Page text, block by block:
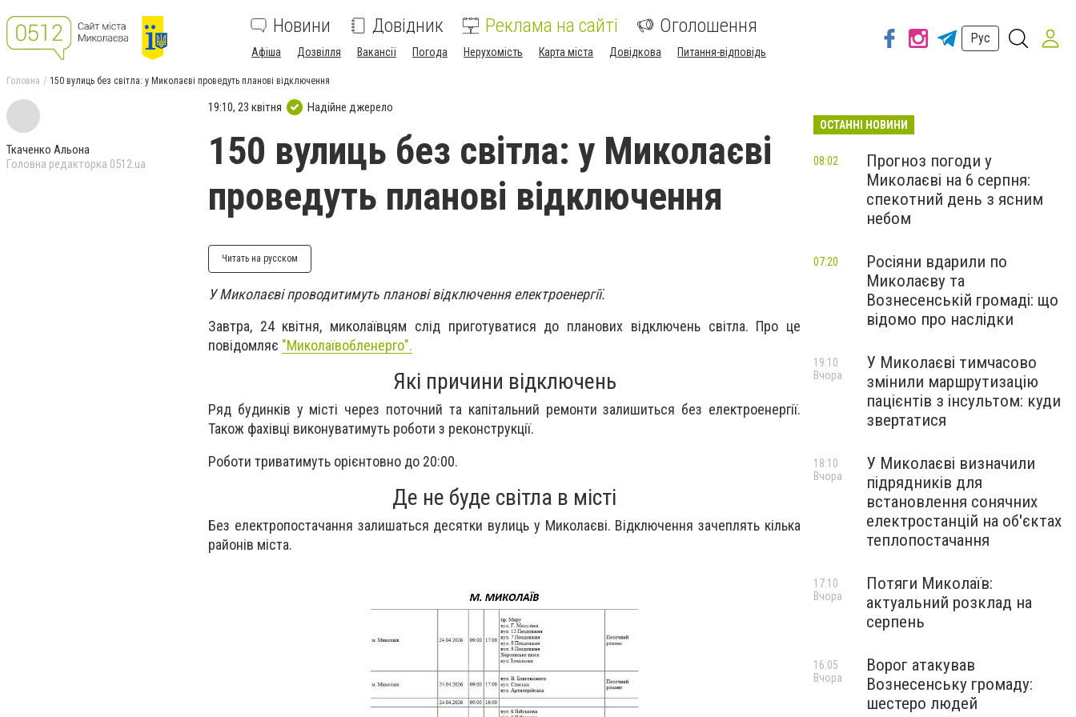
Новини Довідник Реклама на сайті Оголошення
Афіша Дозвілля Вакансії Погода Нерухомість Карта міста Довідкова Питання-відповідь
Рус
Головна 150 вулиць без світла: у Миколаєві проведуть планові відключення
Ткаченко Альона
Головна редакторка 0512.ua
19:10, 23 квітня Надійне джерело
150 вулиць без світла: у Миколаєві
проведуть планові відключення
Читать на русском
У Миколаєві проводитимуть планові відключення електроенергії.
Завтра, 24 квітня, миколаївцям слід приготуватися до планових відключень світла. Про це
повідомляє "Миколаївобленерго".
Які причини відключень
Ряд будинків у місті через поточний та капітальний ремонти залишиться без електроенергії.
Також фахівці виконуватимуть роботи з реконструкції.
Роботи триватимуть орієнтовно до 20:00.
Де не буде світла в місті
Без електропостачання залишаться десятки вулиць у Миколаєві. Відключення зачеплять кілька
районів міста.
ОСТАННІ НОВИНИ
Прогноз погоди у
Миколаєві на 6 серпня:
спекотний день з ясним
небом
08:02
Росіяни вдарили по
Миколаєву та
Вознесенській громаді: що
відомо про наслідки
07:20
У Миколаєві тимчасово
змінили маршрутизацію
пацієнтів з інсультом: куди
звертатися
19:10
Вчора
У Миколаєві визначили
підрядників для
встановлення сонячних
електростанцій на об'єктах
теплопостачання
18:10
Вчора
Потяги Миколаїв:
актуальний розклад на
серпень
17:10
Вчора
Ворог атакував
Вознесенську громаду:
шестеро людей
16:05
Вчора